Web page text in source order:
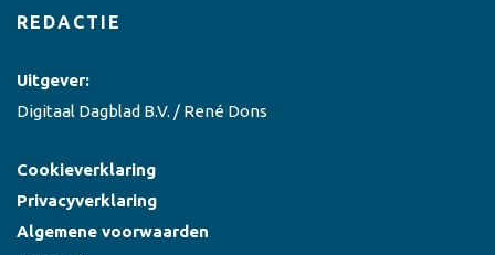
REDACTIE
Uitgever:
Digitaal Dagblad B.V. / René Dons
Cookieverklaring
Privacyverklaring
Algemene voorwaarden